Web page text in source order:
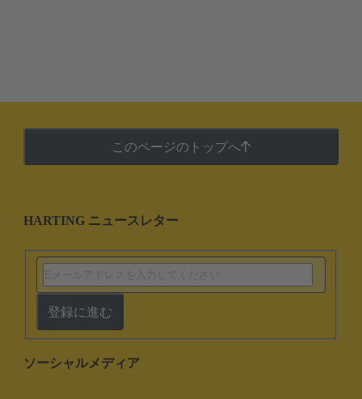
このページのトップへ
HARTING ニュースレター
登録に進む
ソーシャルメディア